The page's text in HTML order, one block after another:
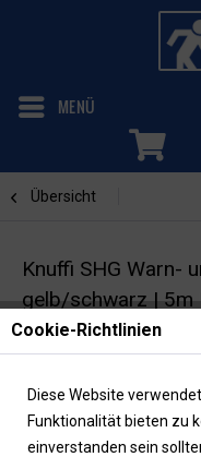
MENÜ
Übersicht
Knuffi SHG Warn-
gelb/schwarz | 5m
Cookie-Richtlinien
Diese Website
Funktionalität bieten zu
einverstanden sein